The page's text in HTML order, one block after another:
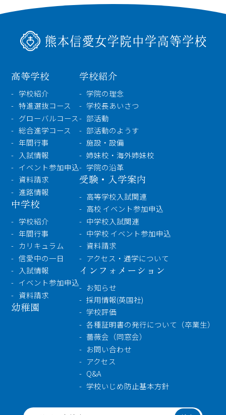
高等学校
学校紹介
特進選抜コース
グローバルコース
総合進学コース
年間行事
入試情報
イベント参加申込
資料請求
進路情報
中学校
学校紹介
年間行事
カリキュラム
信愛中の一日
入試情報
イベント参加申込
資料請求
幼稚園
学校紹介
学院の理念
学校長あいさつ
部活動
部活動のようす
施設・設備
姉妹校・海外姉妹校
学院の沿革
受験・入学案内
高等学校入試関連
高校 イベント参加申込
中学校入試関連
中学校 イベント参加申込
資料請求
アクセス・通学について
インフォメーション
お知らせ
採用情報(英国社)
学校評価
各種証明書の発行について（卒業生）
薔薇会（同窓会）
お問い合わせ
アクセス
Q&A
学校いじめ防止基本方針